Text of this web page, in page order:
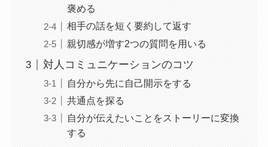
褒める
相手の話を短く要約して返す
親切感が増す2つの質問を用いる
対人コミュニケーションのコツ
自分から先に自己開示をする
共通点を探る
自分が伝えたいことをストーリーに変換
する